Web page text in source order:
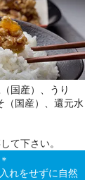
国産）、うり
（国産）、還元水
て下さい。
れをせずに自然